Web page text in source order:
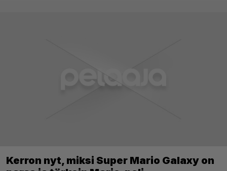
Kerron nyt, miksi Super Mario Galaxy on